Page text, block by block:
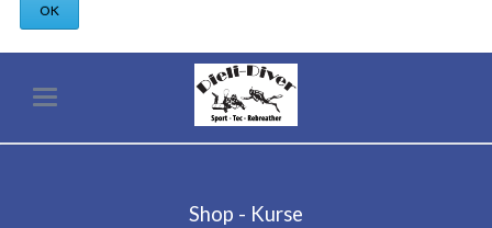
OK
Shop - Kurse